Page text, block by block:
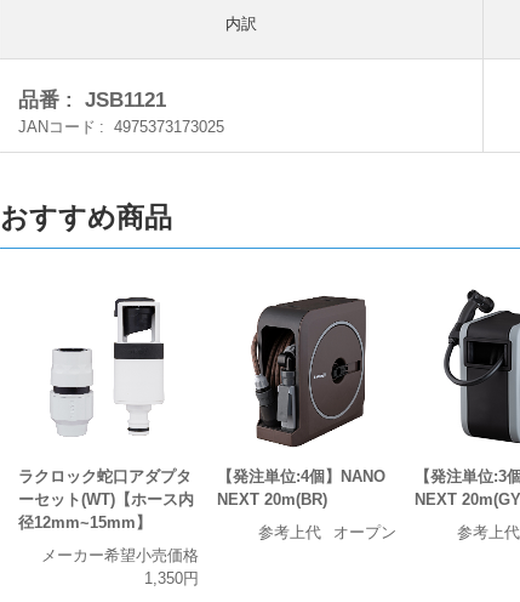
内訳
品番 JSB1121
JANコード 4975373173025
おすすめ商品
ラクロック蛇口アダプタ
ーセット(WT)【ホース内
径12mm~15mm】
メーカー希望小売価格
1,350円
【発注単位:4個】NANO
NEXT 20m(BR)
参考上代
オープン
【発注単位:3
NEXT
参考上代